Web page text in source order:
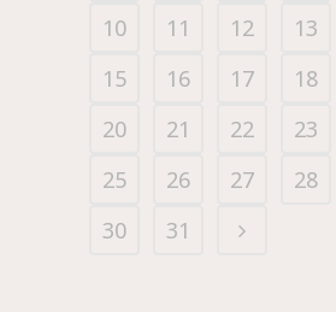
10
11 12 13
15
16 17 18
20
21 22 23
25
26 27 28
30
31